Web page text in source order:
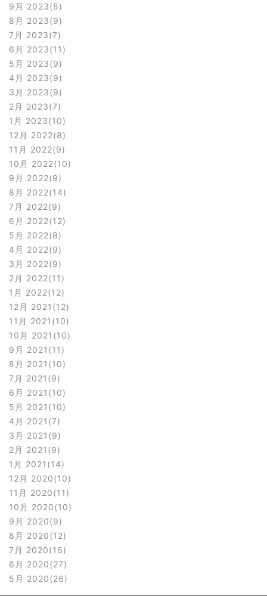
9月 2023 8
8月 2023 9
7月 2023 7
6月 2023 11
5月 2023 9
4月 2023 9
3月 2023 9
2月 2023 7
1月 2023 10
12月 2022 8
11月 2022 9
10月 2022 10
9月 2022 9
8月 2022 14
7月 2022 9
6月 2022 12
5月 2022 8
4月 2022 9
3月 2022 9
2月 2022 11
1月 2022 12
12月 2021 12
11月 2021 10
10月 2021 10
9月 2021 11
8月 2021 10
7月 2021 9
6月 2021 10
5月 2021 10
4月 2021 7
3月 2021 9
2月 2021 9
1月 2021 14
12月 2020 10
11月 2020 11
10月 2020 10
9月 2020 9
8月 2020 12
7月 2020 16
6月 2020 27
5月 2020 26